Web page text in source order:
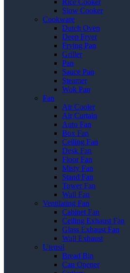
Rice Cooker
Slow Cooker
Cookware
Dutch Oven
Deep Fryer
Frying Pan
Griller
Pan
Sauce Pan
Steamer
Wok Pan
Fan
Air Cooler
Air Curtain
Auto Fan
Box Fan
Ceiling Fan
Desk Fan
Floor Fan
Misty Fan
Stand Fan
Tower Fan
Wall Fan
Ventilating Fan
Cabinet Fan
Ceiling Exhaust Fan
Glass Exhaust Fan
Wall Exhaust
Utensil
Bread Bin
Can Opener